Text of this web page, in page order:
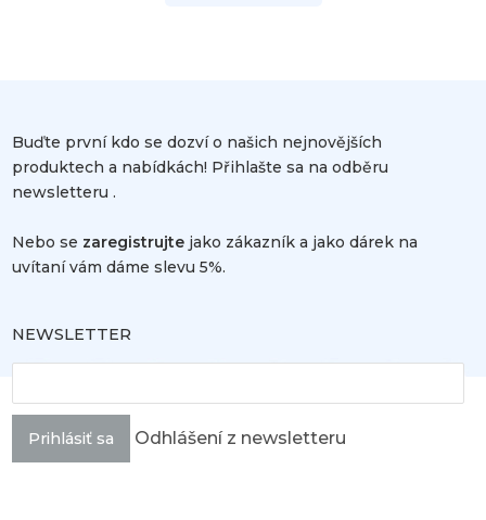
Buďte první kdo se dozví o našich nejnovějších
produktech a nabídkách! Přihlašte sa na odběru
newsletteru .
Nebo se zaregistrujte jako zákazník a jako dárek na
uvítaní vám dáme slevu 5%.
NEWSLETTER
Prihlásiť sa Odhlášení z newsletteru